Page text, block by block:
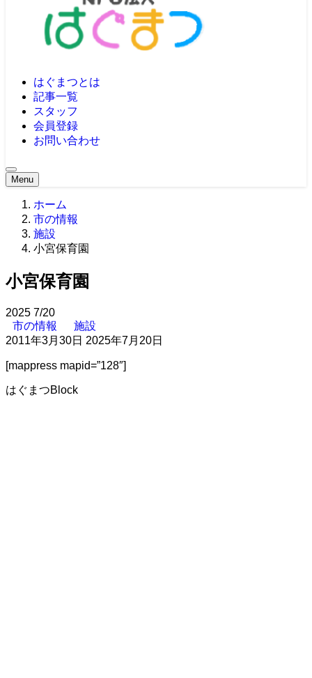
はぐまつとは
記事一覧
スタッフ
会員登録
お問い合わせ
Menu
ホーム
市の情報
施設
小宮保育園
小宮保育園
2025 7/20
市の情報
施設
2011年3月30日 2025年7月20日
[mappress mapid=”128″]
はぐまつBlock